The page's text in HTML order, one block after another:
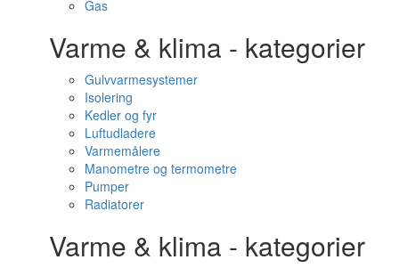
Gas
Varme & klima - kategorier
Gulvvarmesystemer
Isolering
Kedler og fyr
Luftudladere
Varmemålere
Manometre og termometre
Pumper
Radiatorer
Varme & klima - kategorier